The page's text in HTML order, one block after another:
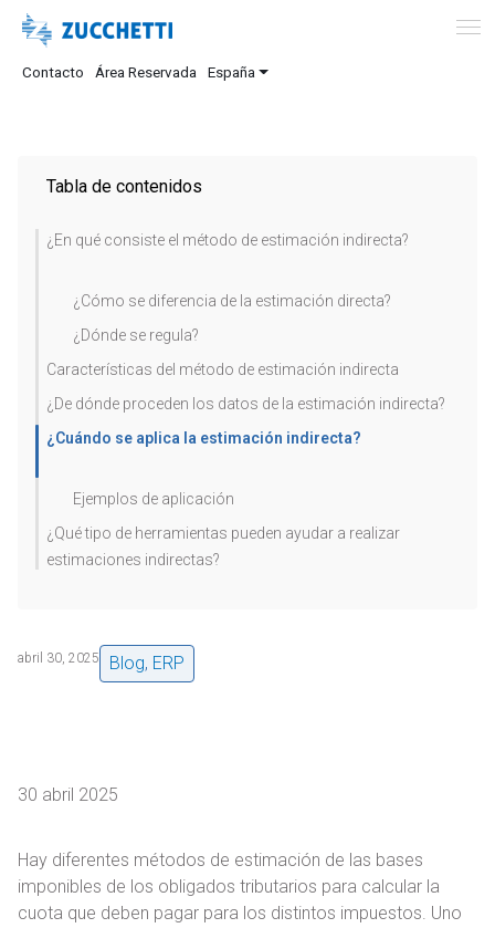
Contacto Área Reservada España
Tabla de contenidos
¿En qué consiste el método de estimación indirecta?
¿Cómo se diferencia de la estimación directa?
¿Dónde se regula?
Características del método de estimación indirecta
¿De dónde proceden los datos de la estimación indirecta?
¿Cuándo se aplica la estimación indirecta?
Ejemplos de aplicación
¿Qué tipo de herramientas pueden ayudar a realizar
estimaciones indirectas?
abril 30, 2025 Blog, ERP
30 abril 2025
Hay diferentes métodos de estimación de las bases
imponibles de los obligados tributarios para calcular la
cuota que deben pagar para los distintos impuestos. Uno